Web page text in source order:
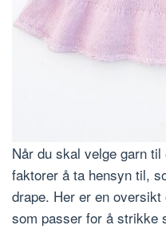
Når du skal velge garn
faktorer å ta hensyn til,
drape. Her er en
som passer for å strikke